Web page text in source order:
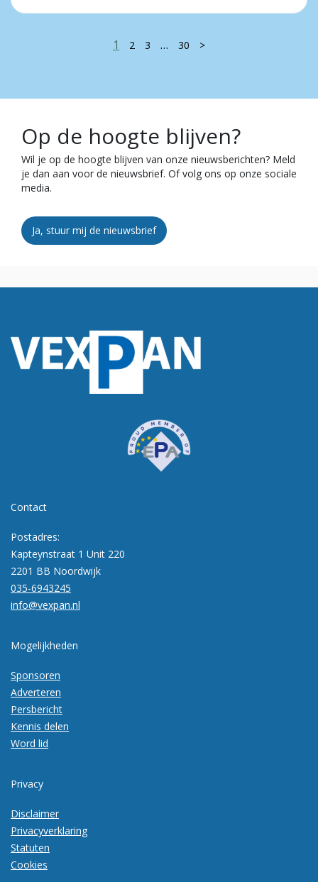
1 2 3 … 30 >
Op de hoogte blijven?
Wil je op de hoogte blijven van onze nieuwsberichten? Meld
je dan aan voor de nieuwsbrief. Of volg ons op onze sociale
media.
Ja, stuur mij de nieuwsbrief
Contact
Postadres:
Kapteynstraat 1 Unit 220
2201 BB Noordwijk
035-6943245
info@vexpan.nl
Mogelijkheden
Sponsoren
Adverteren
Persbericht
Kennis delen
Word lid
Privacy
Disclaimer
Privacyverklaring
Statuten
Cookies